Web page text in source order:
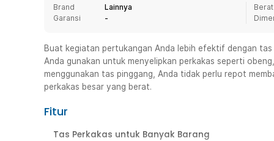
Senin -
Toko Tangerang
Toko Cikupa
Pick n Go Jakarta Barat
Senin -
Brand
Lainnya
Garansi
-
Buat kegiatan pertukangan Anda lebih efektif dengan tas
Anda gunakan untuk menyelipkan perkakas seperti
menggunakan tas pinggang, Anda tidak perlu repot
perkakas besar yang berat.
Fitur
Tas Perkakas untuk Banyak Barang